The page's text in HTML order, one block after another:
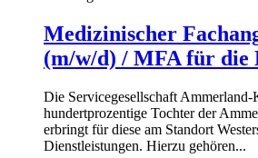
Medizinischer
(m/w/d) / MFA für die
Die Servicegesellschaft
hundertprozentige Tochter der
erbringt für diese am Standort
Dienstleistungen. Hierzu gehören...